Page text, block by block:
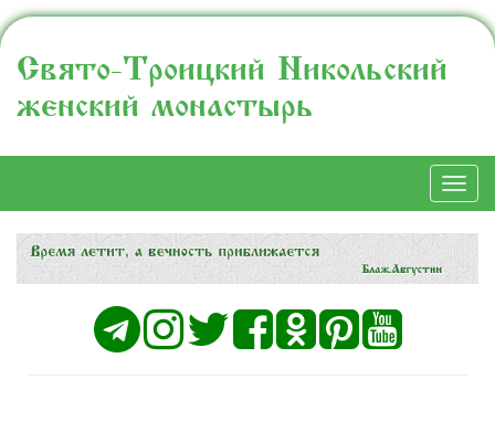
Свято-Троицкий Никольский
женский монастырь